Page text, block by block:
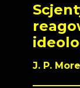
J. P.